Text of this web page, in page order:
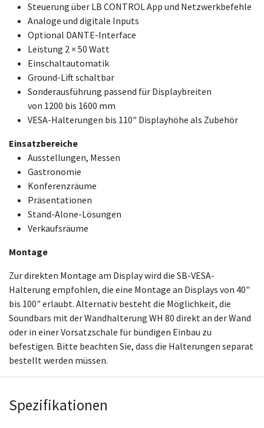
Steuerung über LB CONTROL App und Netzwerkbefehle
Analoge und digitale Inputs
Optional DANTE-Interface
Leistung 2 × 50 Watt
Einschaltautomatik
Ground-Lift schaltbar
Sonderausführung passend für Displaybreiten
von 1200 bis 1600 mm
VESA-Halterungen bis 110" Displayhöhe als Zubehör
Einsatzbereiche
Ausstellungen, Messen
Gastronomie
Konferenzräume
Präsentationen
Stand-Alone-Lösungen
Verkaufsräume
Montage
Zur direkten Montage am Display wird die SB-VESA-
Halterung empfohlen, die eine Montage an Displays von 40"
bis 100" erlaubt. Alternativ besteht die Möglichkeit, die
Soundbars mit der Wandhalterung WH 80 direkt an der Wand
oder in einer Vorsatzschale für bündigen Einbau zu
befestigen. Bitte beachten Sie, dass die Halterungen separat
bestellt werden müssen.
Spezifikationen